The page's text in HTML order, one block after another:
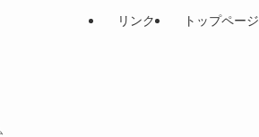
リンク トップページ